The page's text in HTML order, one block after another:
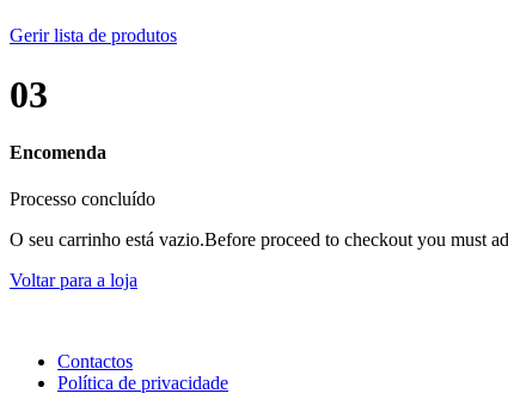
Gerir lista de produtos
03
Encomenda
Processo concluído
O seu carrinho está vazio.Before proceed to checkout you must
Voltar para a loja
Contactos
Política de privacidade